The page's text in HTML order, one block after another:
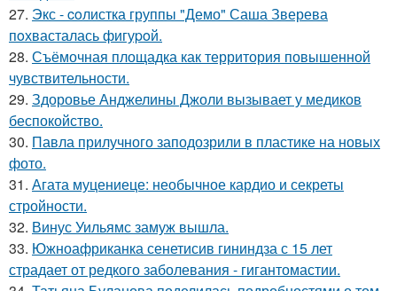
27. Экс - coлистка группы "Демо" Саша Зверева
пoхвасталась фигуpoй.
28. Съёмочная площадка как территория повышенной
чувствительности.
29. Здоровье Анджелины Джоли вызывает у медиков
беспокойство.
30. Павла прилучного заподозрили в пластике на новых
фото.
31. Агата муцениеце: необычное кардио и секреты
стройности.
32. Винус Уильямс замуж вышла.
33. Южноафриканка сенетисив гининдза с 15 лет
страдает от редкого заболевания - гигантомастии.